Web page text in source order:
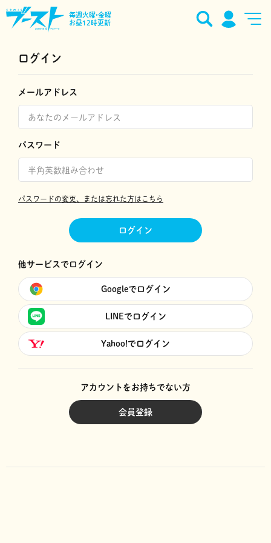
毎週火曜•金曜
お昼12時更新
ログイン
メールアドレス
パスワード
パスワードの変更、または忘れた方はこちら
ログイン
他サービスでログイン
Googleでログイン
LINEでログイン
Yahoo!でログイン
アカウントをお持ちでない方
会員登録